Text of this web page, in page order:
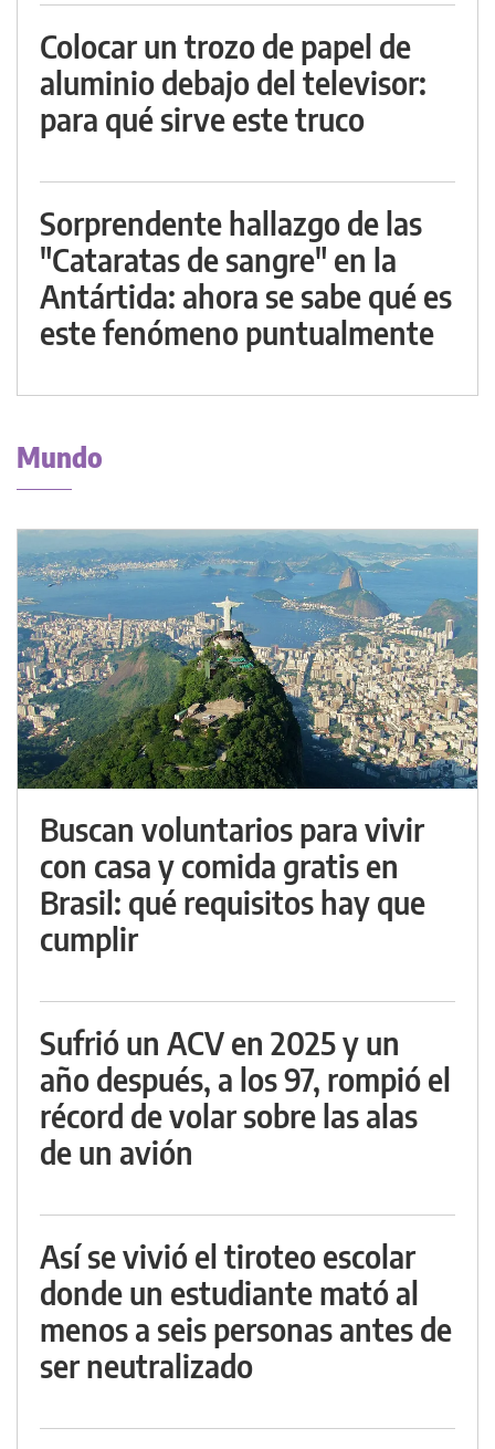
Colocar un trozo de papel de
aluminio debajo del televisor:
para qué sirve este truco
Sorprendente hallazgo de las
"Cataratas de sangre" en la
Antártida: ahora se sabe qué es
este fenómeno puntualmente
Mundo
Buscan voluntarios para vivir
con casa y comida gratis en
Brasil: qué requisitos hay que
cumplir
Sufrió un ACV en 2025 y un
año después, a los 97, rompió el
récord de volar sobre las alas
de un avión
Así se vivió el tiroteo escolar
donde un estudiante mató al
menos a seis personas antes de
ser neutralizado